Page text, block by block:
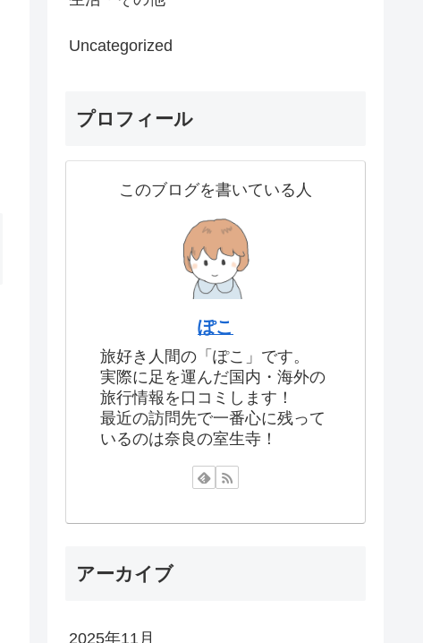
Uncategorized
プロフィール
このブログを書いている人
ぽこ
旅好き人間の「ぽこ」です。
実際に足を運んだ国内・海外の
旅行情報を口コミします！
最近の訪問先で一番心に残って
いるのは奈良の室生寺！
アーカイブ
2025年11月